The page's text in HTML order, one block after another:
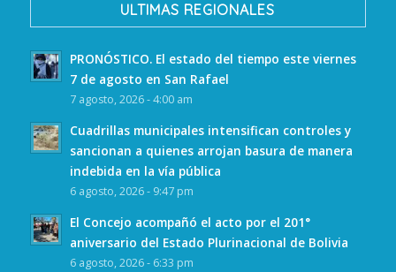
ULTIMAS REGIONALES
PRONÓSTICO. El estado del tiempo este viernes
7 de agosto en San Rafael
7 agosto, 2026 - 4:00 am
Cuadrillas municipales intensifican controles y
sancionan a quienes arrojan basura de manera
indebida en la vía pública
6 agosto, 2026 - 9:47 pm
El Concejo acompañó el acto por el 201°
aniversario del Estado Plurinacional de Bolivia
6 agosto, 2026 - 6:33 pm